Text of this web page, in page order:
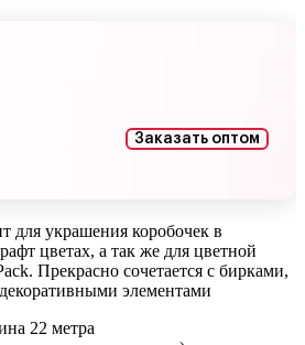
Заказать оптом
для украшения коробочек в
цветах, а так же для цветной
Прекрасно сочетается с бирками,
элементами
22 метра